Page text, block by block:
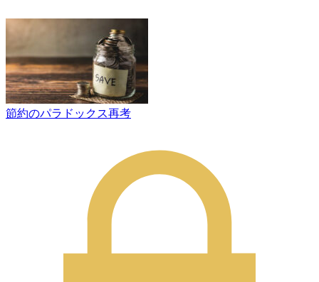
節約のパラドックス再考